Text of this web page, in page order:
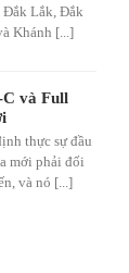
Đắk Lắk, Đắk
Khánh [...]
C và Full
thực sự đầu
mới phải đối
và nó [...]